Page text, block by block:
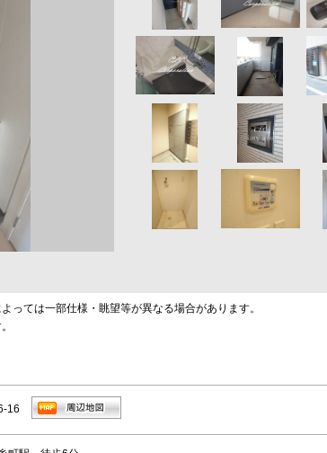
ては一部仕様・眺望等が異なる場合があります。
16